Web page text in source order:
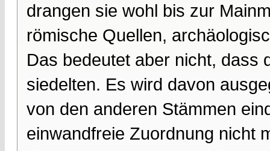
drangen sie wohl bis zur
römische Quellen,
Das bedeutet aber nicht, dass
siedelten. Es wird davon
von den anderen Stämmen
einwandfreie Zuordnung nicht